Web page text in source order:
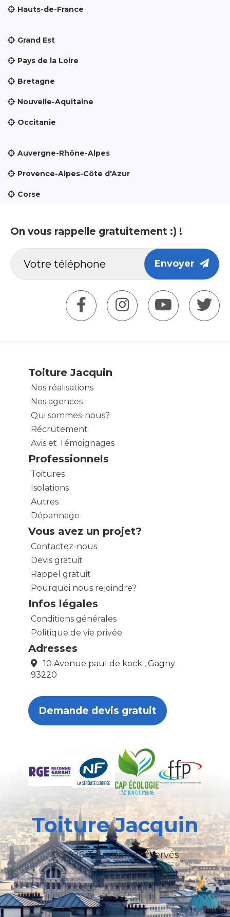
Hauts-de-France
Grand Est
Pays de la Loire
Bretagne
Nouvelle-Aquitaine
Occitanie
Auvergne-Rhône-Alpes
Provence-Alpes-Côte d'Azur
Corse
On vous rappelle gratuitement :) !
Envoyer
Toiture Jacquin
Nos réalisations
Nos agences
Qui sommes-nous?
Récrutement
Avis et Témoignages
Professionnels
Toitures
Isolations
Autres
Dépannage
Vous avez un projet?
Contactez-nous
Devis gratuit
Rappel gratuit
Pourquoi nous rejoindre?
Infos légales
Conditions générales
Politique de vie privée
Adresses
10 Avenue paul de kock , Gagny
93220
Demande devis gratuit
Toiture Jacquin
© 2026 Tous droits réservés